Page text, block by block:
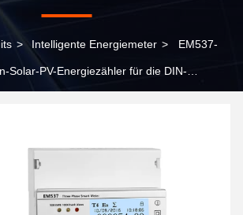
> Intelligente Energiemeter > EM537-
Solar-PV-Energiezähler für die DIN-